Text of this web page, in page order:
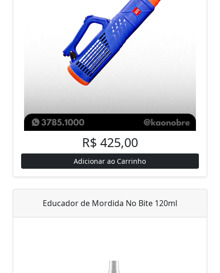
R$ 425,00
Adicionar ao Carrinho
Educador de Mordida No Bite 120ml